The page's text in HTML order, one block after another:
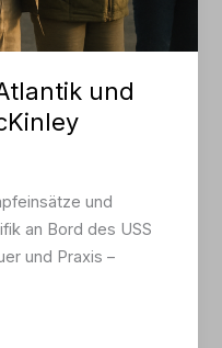
und
und
an Bord des USS
und Praxis –